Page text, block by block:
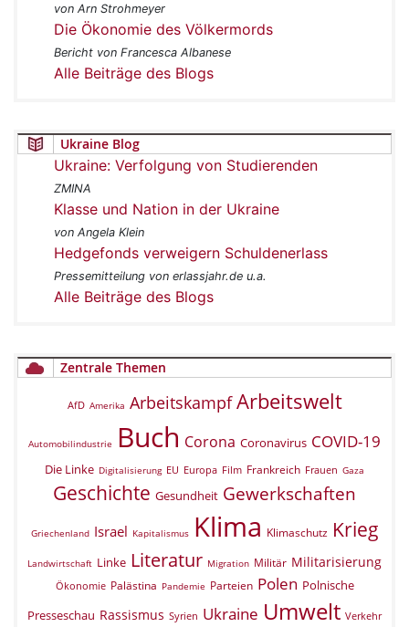
von Arn Strohmeyer
Die Ökonomie des Völkermords
Bericht von Francesca Albanese
Alle Beiträge des Blogs
Ukraine Blog
Ukraine: Verfolgung von Studierenden
ZMINA
Klasse und Nation in der Ukraine
von Angela Klein
Hedgefonds verweigern Schuldenerlass
Pressemitteilung von erlassjahr.de u.a.
Alle Beiträge des Blogs
Zentrale Themen
AfD Amerika Arbeitskampf Arbeitswelt
Automobilindustrie Buch Corona Coronavirus COVID-19
Die Linke Digitalisierung EU Europa Film Frankreich Frauen Gaza
Geschichte Gesundheit Gewerkschaften
Griechenland Israel Kapitalismus Klima Klimaschutz Krieg
Landwirtschaft Linke Literatur Migration Militär Militarisierung
Ökonomie Palästina Pandemie Parteien Polen Polnische
Presseschau Rassismus Syrien Ukraine Umwelt Verkehr